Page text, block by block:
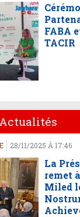
FABA
TACIR
28/11/2025 À 17:46
La
remet
Miled